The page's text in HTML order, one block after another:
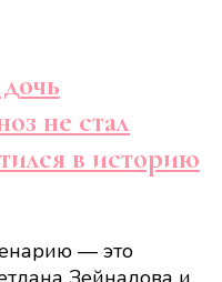
не стал
в историю
— это